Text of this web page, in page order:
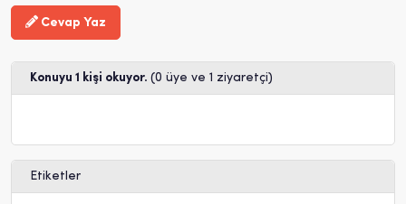
Cevap Yaz
Konuyu 1 kişi okuyor. (0 üye ve 1 ziyaretçi)
Etiketler